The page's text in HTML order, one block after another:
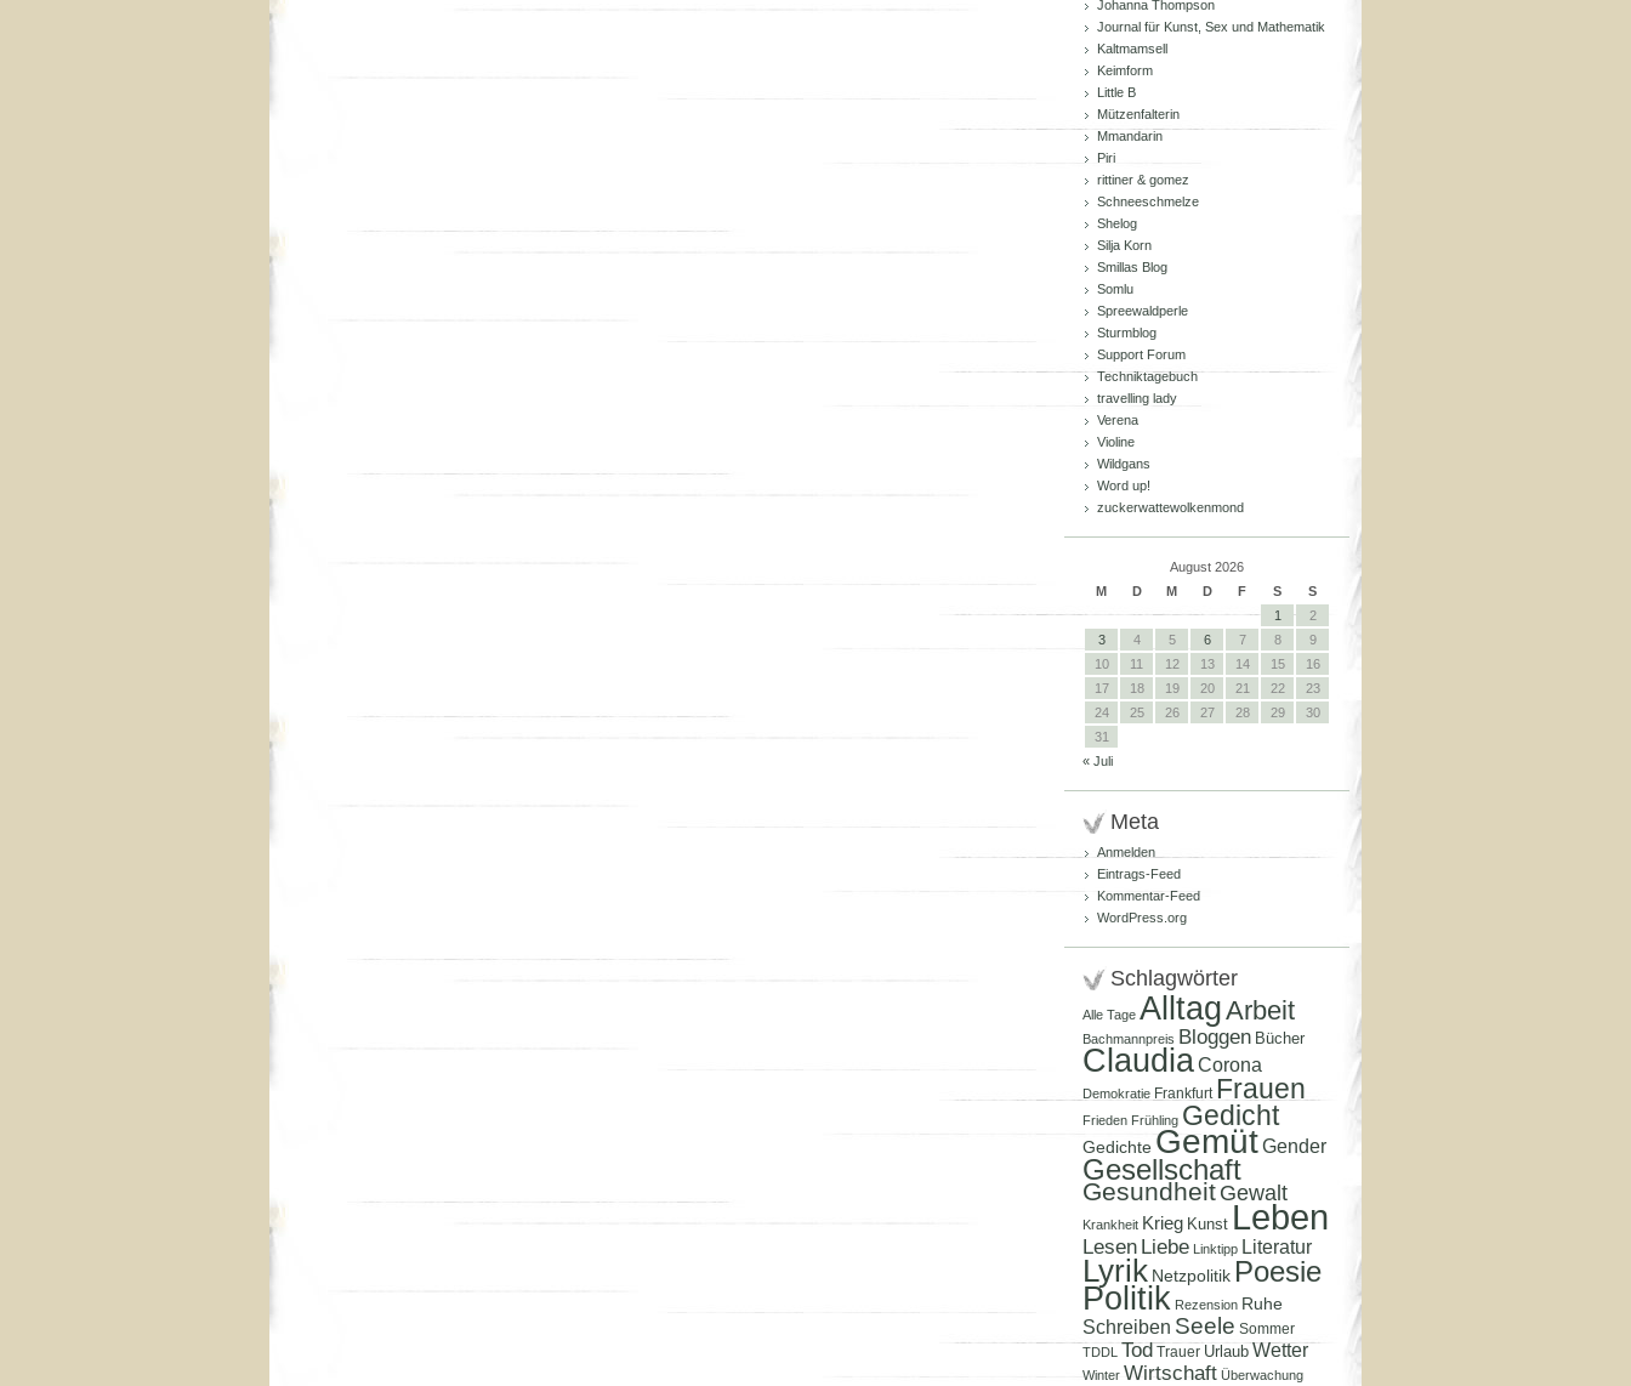
Johanna Thompson
Journal für Kunst, Sex und Mathematik
Kaltmamsell
Keimform
Little B
Mützenfalterin
Mmandarin
Piri
rittiner & gomez
Schneeschmelze
Shelog
Silja Korn
Smillas Blog
Somlu
Spreewaldperle
Sturmblog
Support Forum
Techniktagebuch
travelling lady
Verena
Violine
Wildgans
Word up!
zuckerwattewolkenmond
August 2026
M
D M D F S
S
1
2
3
4 5 6 7 8
9
10
11 12 13 14 15
16
17
18 19 20 21 22
23
24
25 26 27 28 29
30
31
« Juli
Meta
Anmelden
Eintrags-Feed
Kommentar-Feed
WordPress.org
Schlagwörter
Alle Tage AlltagArbeit
Bachmannpreis Bloggen Bücher
ClaudiaCorona
Demokratie Frankfurt Frauen
Frieden Frühling Gedicht
Gedichte GemütGender
Gesellschaft
Gesundheit Gewalt
Krankheit Krieg Kunst Leben
Lesen Liebe Linktipp Literatur
Lyrik Netzpolitik Poesie
Politik Rezension Ruhe
Schreiben Seele Sommer
TDDL Tod Trauer Urlaub Wetter
Winter Wirtschaft Überwachung